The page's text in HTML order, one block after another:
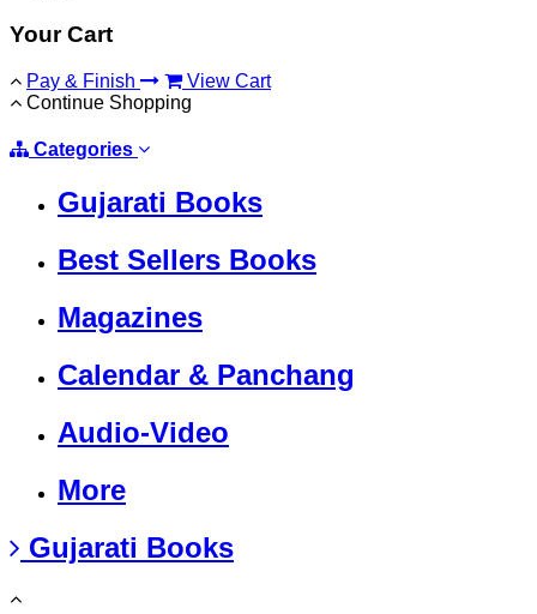
Your Cart
Pay & Finish
View Cart
Continue Shopping
Categories
Gujarati Books
Best Sellers Books
Magazines
Calendar & Panchang
Audio-Video
More
Gujarati Books